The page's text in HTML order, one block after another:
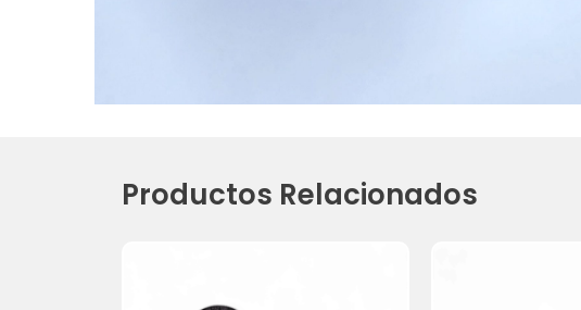
Productos Relacionados